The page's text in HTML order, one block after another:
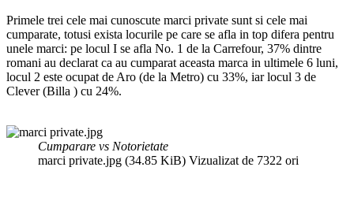
Primele trei cele mai cunoscute marci private sunt si cele mai
cumparate, totusi exista locurile pe care se afla in top difera pentru
unele marci: pe locul I se afla No. 1 de la Carrefour, 37% dintre
romani au declarat ca au cumparat aceasta marca in ultimele 6 luni,
locul 2 este ocupat de Aro (de la Metro) cu 33%, iar locul 3 de
Clever (Billa ) cu 24%.
Cumparare vs Notorietate
marci private.jpg (34.85 KiB) Vizualizat de 7322 ori